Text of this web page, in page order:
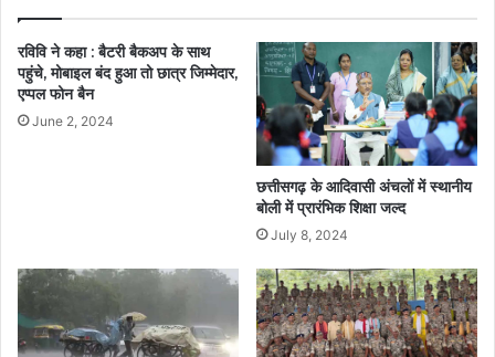
रविवि ने कहा : बैटरी बैकअप के साथ
पहुंचे, मोबाइल बंद हुआ तो छात्र जिम्मेदार,
एप्पल फोन बैन
June 2, 2024
छत्तीसगढ़ के आदिवासी अंचलों में स्थानीय
बोली में प्रारंभिक शिक्षा जल्द
July 8, 2024